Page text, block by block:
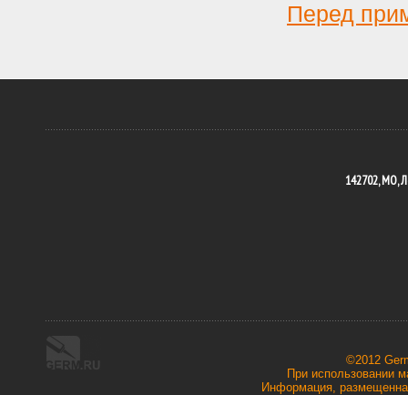
Перед
142702, МО,
©2012
При использовании
Информация,